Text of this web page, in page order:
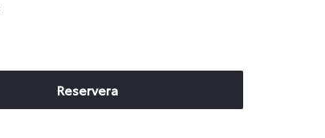
Reservera